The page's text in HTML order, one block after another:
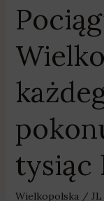
tysiąc
Wielkopolska/ JL